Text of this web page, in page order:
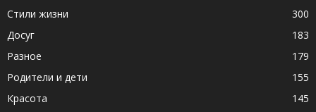
Стили жизни
300
Досуг
183
Разное
179
Родители и дети
155
Красота
145